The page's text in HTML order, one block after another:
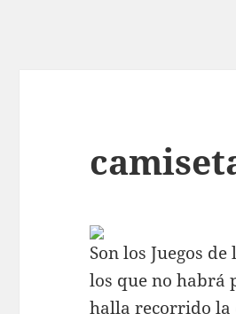
Son los Juegos
los que no habrá
halla recorrido la